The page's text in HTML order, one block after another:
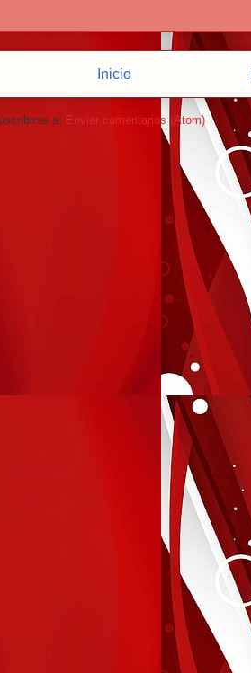
Inicio
a: Enviar comentarios (Atom)